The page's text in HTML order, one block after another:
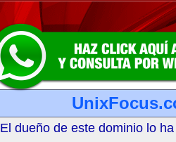
El dueño de este dominio lo